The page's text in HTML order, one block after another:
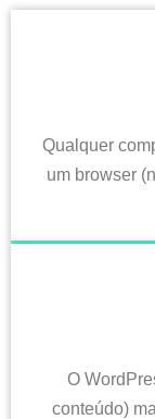
Qualquer
um browser
O
conteúdo)